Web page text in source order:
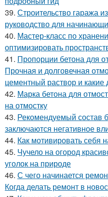
39. Строительство гаража
руководство для
40. Мастер-класс по
оптимизировать
41. Пропорции бетона для
Прочная и долговечная
цементный раствор и какие
42. Марка бетона для
на отмостку
43. Рекомендуемый состав
заключаются негативное
44. Как мотивировать себя
45. Чучело на огород
уголок на природе
46. С чего начинается
Когда делать ремонт в